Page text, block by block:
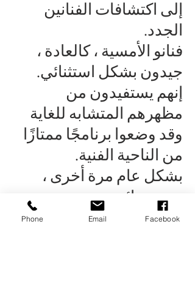
إلى اكتشافات الفنانين
الجدد.
فنانو الأمسية ، كالعادة ،
جيدون بشكل استثنائي.
إنهم يستفيدون من
مظهرهم المتشابه للغاية
وقد وضعوا برنامجًا ممتازًا
من الناحية الفنية.
بشكل عام مرة أخرى ،
عرض رائع يستحق
المشاهدة مع فنانين رائعين
Phone Email Facebook